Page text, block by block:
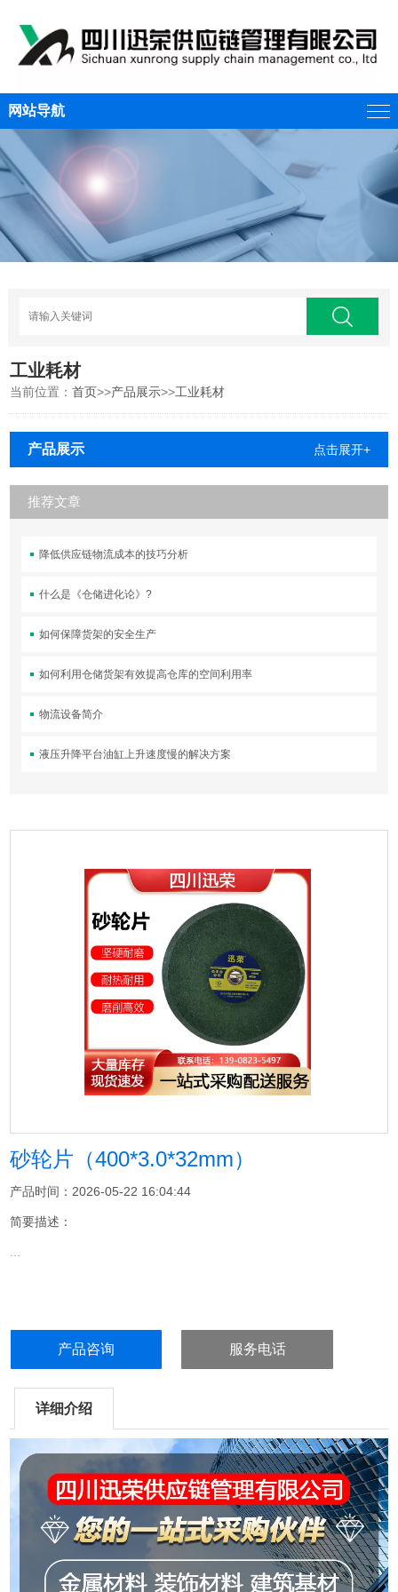
网站导航
工业耗材
当前位置：首页>>产品展示>>工业耗材
产品展示 点击展开+
推荐文章
降低供应链物流成本的技巧分析
什么是《仓储进化论》?
如何保障货架的安全生产
如何利用仓储货架有效提高仓库的空间利用率
物流设备简介
液压升降平台油缸上升速度慢的解决方案
砂轮片（400*3.0*32mm）
产品时间：2026-05-22 16:04:44
简要描述：
...
产品咨询 服务电话
详细介绍